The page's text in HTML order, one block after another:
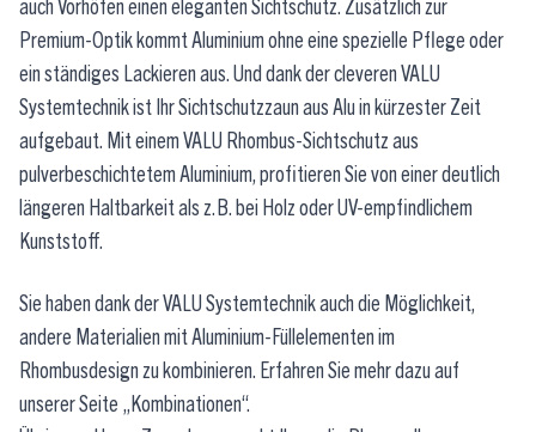
auch Vorhöfen einen eleganten Sichtschutz. Zusätzlich zur
Premium-Optik kommt Aluminium ohne eine spezielle Pflege oder
ein ständiges Lackieren aus. Und dank der cleveren VALU
Systemtechnik ist IhrSichtschutzzaun aus Alu in kürzester Zeit
aufgebaut. Mit einem VALU Rhombus-Sichtschutz aus
pulverbeschichtetem Aluminium, profitieren Sie von einer deutlich
längeren Haltbarkeit als z.B. bei Holz oder UV-empfindlichem
Kunststoff.
Sie haben dank der VALU Systemtechnik auch die Möglichkeit,
andere Materialien mit Aluminium-Füllelementen im
Rhombusdesign zu kombinieren. Erfahren Sie mehr dazu auf
unserer Seite „Kombinationen“.